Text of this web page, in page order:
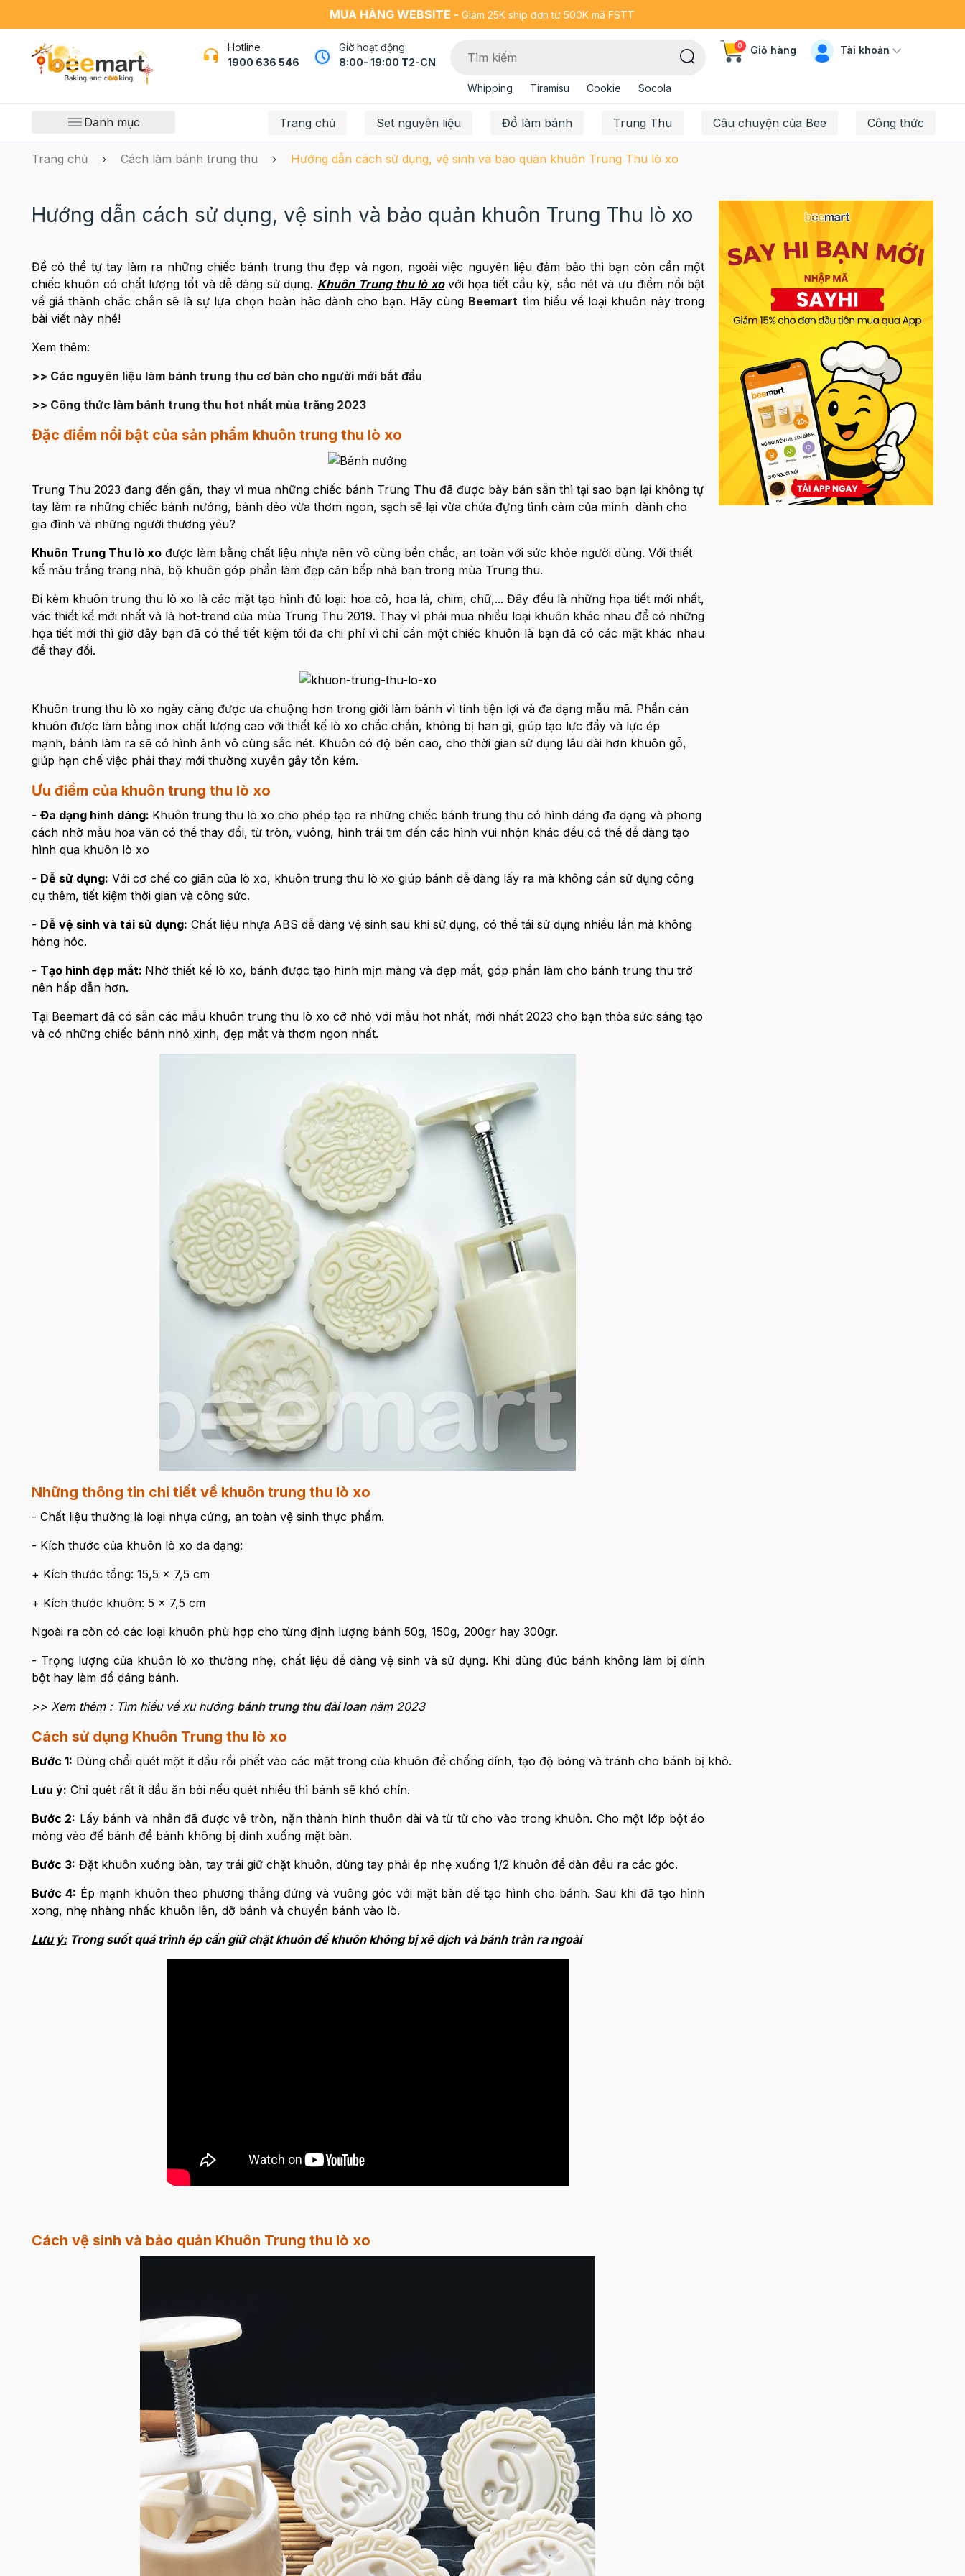
MUA HÀNG WEBSITE - Giảm 25K ship đơn từ 500K mã FSTT
Hotline
1900 636 546
Giờ hoạt động
8:00- 19:00 T2-CN
Whipping Tiramisu Cookie Socola
0 Giỏ hàng Tài khoản
Danh mục Trang chủ Set nguyên liệu Đồ làm bánh Trung Thu Câu chuyện của Bee Công thức
Trang chủ Cách làm bánh trung thu Hướng dẫn cách sử dụng, vệ sinh và bảo quản khuôn Trung Thu lò xo
Hướng dẫn cách sử dụng, vệ sinh và bảo quản khuôn Trung Thu lò xo
Để có thể tự tay làm ra những chiếc bánh trung thu đẹp và ngon, ngoài việc nguyên liệu đảm bảo thì bạn còn cần một
chiếc khuôn có chất lượng tốt và dễ dàng sử dụng. Khuôn Trung thu lò xo với họa tiết cầu kỳ, sắc nét và ưu điểm nổi bật
về giá thành chắc chắn sẽ là sự lựa chọn hoàn hảo dành cho bạn. Hãy cùng Beemart tìm hiểu về loại khuôn này trong
bài viết này nhé!
Xem thêm:
>> Các nguyên liệu làm bánh trung thu cơ bản cho người mới bắt đầu
>> Công thức làm bánh trung thu hot nhất mùa trăng 2023
Đặc điểm nổi bật của sản phẩm khuôn trung thu lò xo
Trung Thu 2023 đang đến gần, thay vì mua những chiếc bánh Trung Thu đã được bày bán sẵn thì tại sao bạn lại không tự
tay làm ra những chiếc bánh nướng, bánh dẻo vừa thơm ngon, sạch sẽ lại vừa chứa đựng tình cảm của mình dành cho
gia đình và những người thương yêu?
Khuôn Trung Thu lò xođược làm bằng chất liệu nhựa nên vô cùng bền chắc, an toàn với sức khỏe người dùng. Với thiết
kế màu trắng trang nhã, bộ khuôn góp phần làm đẹp căn bếp nhà bạn trong mùa Trung thu.
Đi kèm khuôn trung thu lò xo là các mặt tạo hình đủ loại: hoa cỏ, hoa lá, chim, chữ,... Đây đều là những họa tiết mới nhất,
vác thiết kế mới nhất và là hot-trend của mùa Trung Thu 2019. Thay vì phải mua nhiều loại khuôn khác nhau để có những
họa tiết mới thì giờ đây bạn đã có thể tiết kiệm tối đa chi phí vì chỉ cần một chiếc khuôn là bạn đã có các mặt khác nhau
để thay đổi.
Khuôn trung thu lò xo ngày càng được ưa chuộng hơn trong giới làm bánh vì tính tiện lợi và đa dạng mẫu mã. Phần cán
khuôn được làm bằng inox chất lượng cao với thiết kế lò xo chắc chắn, không bị han gỉ, giúp tạo lực đẩy và lực ép
mạnh, bánh làm ra sẽ có hình ảnh vô cùng sắc nét. Khuôn có độ bền cao, cho thời gian sử dụng lâu dài hơn khuôn gỗ,
giúp hạn chế việc phải thay mới thường xuyên gây tốn kém.
Ưu điểm của khuôn trung thu lò xo
- Đa dạng hình dáng: Khuôn trung thu lò xo cho phép tạo ra những chiếc bánh trung thu có hình dáng đa dạng và phong
cách nhờ mẫu hoa văn có thể thay đổi, từ tròn, vuông, hình trái tim đến các hình vui nhộn khác đều có thể dễ dàng tạo
hình qua khuôn lò xo
- Dễ sử dụng: Với cơ chế co giãn của lò xo, khuôn trung thu lò xo giúp bánh dễ dàng lấy ra mà không cần sử dụng công
cụ thêm, tiết kiệm thời gian và công sức.
- Dễ vệ sinh và tái sử dụng: Chất liệu nhựa ABS dễ dàng vệ sinh sau khi sử dụng, có thể tái sử dụng nhiều lần mà không
hỏng hóc.
- Tạo hình đẹp mắt: Nhờ thiết kế lò xo, bánh được tạo hình mịn màng và đẹp mắt, góp phần làm cho bánh trung thu trở
nên hấp dẫn hơn.
Tại Beemart đã có sẵn các mẫu khuôn trung thu lò xo cỡ nhỏ với mẫu hot nhất, mới nhất 2023 cho bạn thỏa sức sáng tạo
và có những chiếc bánh nhỏ xinh, đẹp mắt và thơm ngon nhất.
Những thông tin chi tiết về khuôn trung thu lò xo
- Chất liệu thường là loại nhựa cứng, an toàn vệ sinh thực phẩm.
- Kích thước của khuôn lò xo đa dạng:
+ Kích thước tổng: 15,5 x 7,5 cm
+ Kích thước khuôn: 5 x 7,5 cm
Ngoài ra còn có các loại khuôn phù hợp cho từng định lượng bánh 50g, 150g, 200gr hay 300gr.
- Trọng lượng của khuôn lò xo thường nhẹ, chất liệu dễ dàng vệ sinh và sử dụng. Khi dùng đúc bánh không làm bị dính
bột hay làm đổ dáng bánh.
>> Xem thêm : Tìm hiểu về xu hướng bánh trung thu đài loannăm 2023
Cách sử dụng Khuôn Trung thu lò xo
Bước 1: Dùng chổi quét một ít dầu rồi phết vào các mặt trong của khuôn để chống dính, tạo độ bóng và tránh cho bánh bị khô.
Lưu ý: Chỉ quét rất ít dầu ăn bởi nếu quét nhiều thì bánh sẽ khó chín.
Bước 2: Lấy bánh và nhân đã được vê tròn, nặn thành hình thuôn dài và từ từ cho vào trong khuôn. Cho một lớp bột áo
mỏng vào đế bánh để bánh không bị dính xuống mặt bàn.
Bước 3: Đặt khuôn xuống bàn, tay trái giữ chặt khuôn, dùng tay phải ép nhẹ xuống 1/2 khuôn để dàn đều ra các góc.
Bước 4: Ép mạnh khuôn theo phương thẳng đứng và vuông góc với mặt bàn để tạo hình cho bánh. Sau khi đã tạo hình
xong, nhẹ nhàng nhấc khuôn lên, dỡ bánh và chuyển bánh vào lò.
Lưu ý:Trong suốt quá trình ép cần giữ chặt khuôn để khuôn không bị xê dịch và bánh tràn ra ngoài
Cách vệ sinh và bảo quản Khuôn Trung thu lò xo